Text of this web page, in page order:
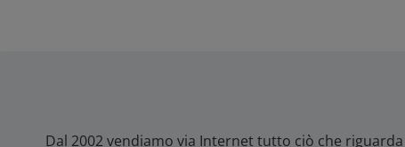
Dal 2002 vendiamo via Internet tutto ciò che